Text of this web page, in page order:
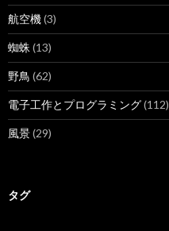
航空機(3)
蜘蛛 (13)
野鳥 (62)
電子工作とプログラミング(112)
風景(29)
タグ